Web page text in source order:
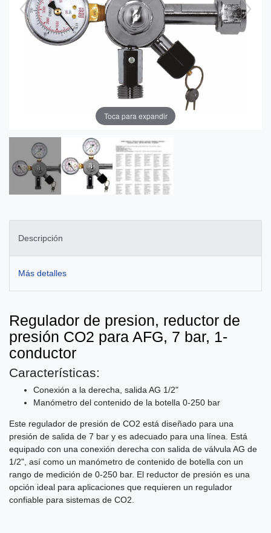
Toca para expandir
Descripción
Más detalles
Regulador de presion, reductor de
presión CO2 para AFG, 7 bar, 1-
conductor
Características:
Conexión a la derecha, salida AG 1/2"
Manómetro del contenido de la botella 0-250 bar
Este regulador de presión de CO2 está diseñado para una
presión de salida de 7 bar y es adecuado para una línea. Está
equipado con una conexión derecha con salida de válvula AG de
1/2", así como un manómetro de contenido de botella con un
rango de medición de 0-250 bar. El reductor de presión es una
opción ideal para aplicaciones que requieren un regulador
confiable para sistemas de CO2.